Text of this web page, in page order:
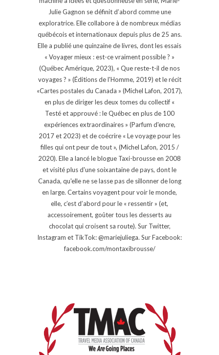
Julie Gagnon se définit d’abord comme une
exploratrice. Elle collabore à de nombreux médias
québécois et internationaux depuis plus de 25 ans.
Elle a publié une quinzaine de livres, dont les essais
« Voyager mieux : est-ce vraiment possible ? »
(Québec Amérique, 2023), « Que reste-t-il de nos
voyages ? » (Éditions de l'Homme, 2019) et le récit
«Cartes postales du Canada » (Michel Lafon, 2017),
en plus de diriger les deux tomes du collectif «
Testé et approuvé : le Québec en plus de 100
expériences extraordinaires » (Parfum d'encre,
2017 et 2023) et de coécrire « Le voyage pour les
filles qui ont peur de tout », (Michel Lafon, 2015 /
2020). Elle a lancé le blogue Taxi-brousse en 2008
et visité plus d'une soixantaine de pays, dont le
Canada, qu'elle ne se lasse pas de sillonner de long
en large. Certains voyagent pour voir le monde,
elle, c’est d’abord pour le « ressentir » (et,
accessoirement, goûter tous les desserts au
chocolat qui croisent sa route). Sur Twitter,
Instagram et TikTok: @mariejuliega. Sur Facebook:
facebook.com/montaxibrousse/